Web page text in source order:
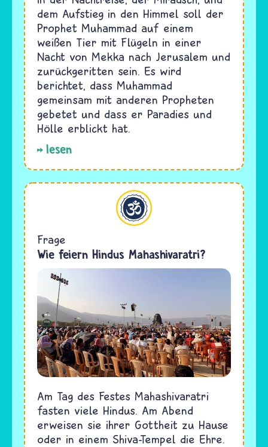
dem Aufstieg in den Himmel soll der
Prophet Muhammad auf einem
weißen Tier mit Flügeln in einer
Nacht von Mekka nach Jerusalem und
zurückgeritten sein. Es wird
berichtet, dass Muhammad
gemeinsam mit anderen Propheten
gebetet und dass er Paradies und
Hölle erblickt hat.
lesen
Hinduismus
Frage
Wie feiern Hindus Mahashivaratri?
Am Tag des Festes Mahashivaratri
fasten viele Hindus. Am Abend
erweisen sie ihrer Gottheit zu Hause
oder in einem Shiva-Tempel die Ehre.